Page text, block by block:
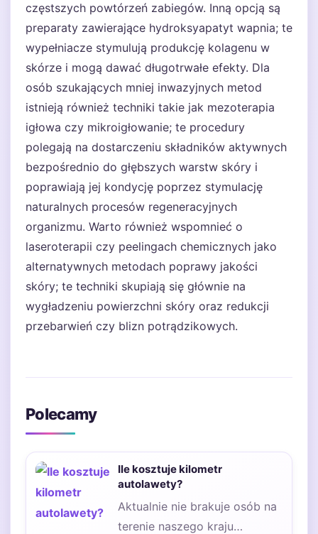
częstszych powtórzeń zabiegów. Inną opcją są
preparaty zawierające hydroksyapatyt wapnia; te
wypełniacze stymulują produkcję kolagenu w
skórze i mogą dawać długotrwałe efekty. Dla
osób szukających mniej inwazyjnych metod
istnieją również techniki takie jak mezoterapia
igłowa czy mikroigłowanie; te procedury
polegają na dostarczeniu składników aktywnych
bezpośrednio do głębszych warstw skóry i
poprawiają jej kondycję poprzez stymulację
naturalnych procesów regeneracyjnych
organizmu. Warto również wspomnieć o
laseroterapii czy peelingach chemicznych jako
alternatywnych metodach poprawy jakości
skóry; te techniki skupiają się głównie na
wygładzeniu powierzchni skóry oraz redukcji
przebarwień czy blizn potrądzikowych.
Polecamy
Ile kosztuje kilometr
autolawety?
Aktualnie nie brakuje osób na
terenie naszego kraju